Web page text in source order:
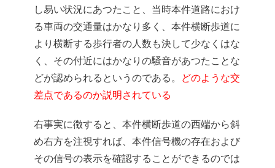
し易い状況にあつたこと、当時本件道路におけ
る車両の交通量はかなり多く、本件横断歩道に
より横断する歩行者の人数も決して少なくはな
く、その付近にはかなりの騒音があつたことな
どが認められるというのである。 どのような交
差点であるのか説明されている
右事実に徴すると、本件横断歩道の西端から斜
め右方を注視すれば、本件信号機の存在および
その信号の表示を確認することができるのでは